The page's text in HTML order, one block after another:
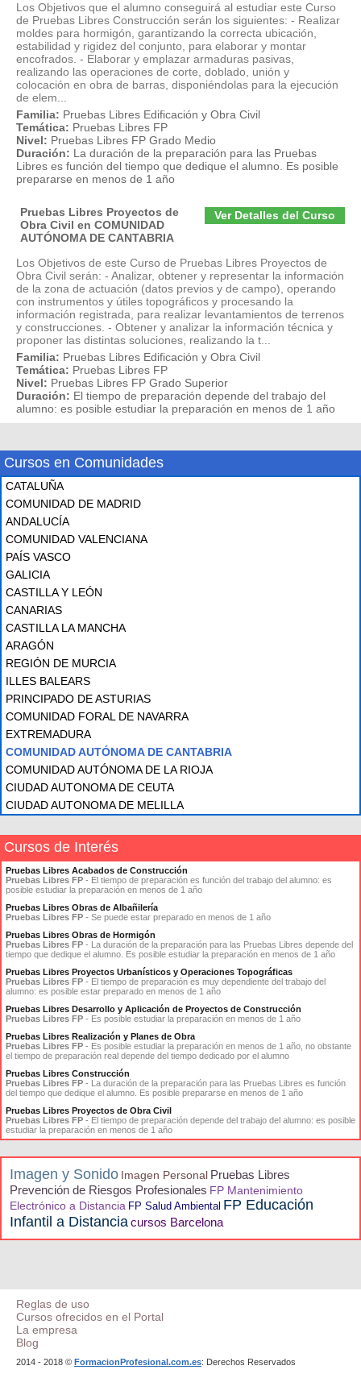
Los Objetivos que el alumno conseguirá al estudiar este Curso
de Pruebas Libres Construcción serán los siguientes: - Realizar
moldes para hormigón, garantizando la correcta ubicación,
estabilidad y rigidez del conjunto, para elaborar y montar
encofrados. - Elaborar y emplazar armaduras pasivas,
realizando las operaciones de corte, doblado, unión y
colocación en obra de barras, disponiéndolas para la ejecución
de elem...
Familia: Pruebas Libres Edificación y Obra Civil
Temática: Pruebas Libres FP
Nivel: Pruebas Libres FP Grado Medio
Duración: La duración de la preparación para las Pruebas
Libres es función del tiempo que dedique el alumno. Es posible
prepararse en menos de 1 año
Ver Detalles del Curso
Pruebas Libres Proyectos de
Obra Civil en COMUNIDAD
AUTÓNOMA DE CANTABRIA
Los Objetivos de este Curso de Pruebas Libres Proyectos de
Obra Civil serán: - Analizar, obtener y representar la información
de la zona de actuación (datos previos y de campo), operando
con instrumentos y útiles topográficos y procesando la
información registrada, para realizar levantamientos de terrenos
y construcciones. - Obtener y analizar la información técnica y
proponer las distintas soluciones, realizando la t...
Familia: Pruebas Libres Edificación y Obra Civil
Temática: Pruebas Libres FP
Nivel: Pruebas Libres FP Grado Superior
Duración: El tiempo de preparación depende del trabajo del
alumno: es posible estudiar la preparación en menos de 1 año
Cursos en Comunidades
CATALUÑA
COMUNIDAD DE MADRID
ANDALUCÍA
COMUNIDAD VALENCIANA
PAÍS VASCO
GALICIA
CASTILLA Y LEÓN
CANARIAS
CASTILLA LA MANCHA
ARAGÓN
REGIÓN DE MURCIA
ILLES BALEARS
PRINCIPADO DE ASTURIAS
COMUNIDAD FORAL DE NAVARRA
EXTREMADURA
COMUNIDAD AUTÓNOMA DE CANTABRIA
COMUNIDAD AUTÓNOMA DE LA RIOJA
CIUDAD AUTONOMA DE CEUTA
CIUDAD AUTONOMA DE MELILLA
Cursos de Interés
Pruebas Libres Acabados de Construcción
Pruebas Libres FP - El tiempo de preparación es función del trabajo del alumno: es
posible estudiar la preparación en menos de 1 año
Pruebas Libres Obras de Albañilería
Pruebas Libres FP - Se puede estar preparado en menos de 1 año
Pruebas Libres Obras de Hormigón
Pruebas Libres FP - La duración de la preparación para las Pruebas Libres depende del
tiempo que dedique el alumno. Es posible estudiar la preparación en menos de 1 año
Pruebas Libres Proyectos Urbanísticos y Operaciones Topográficas
Pruebas Libres FP - El tiempo de preparación es muy dependiente del trabajo del
alumno: es posible estar preparado en menos de 1 año
Pruebas Libres Desarrollo y Aplicación de Proyectos de Construcción
Pruebas Libres FP - Es posible estudiar la preparación en menos de 1 año
Pruebas Libres Realización y Planes de Obra
Pruebas Libres FP - Es posible estudiar la preparación en menos de 1 año, no obstante
el tiempo de preparación real depende del tiempo dedicado por el alumno
Pruebas Libres Construcción
Pruebas Libres FP - La duración de la preparación para las Pruebas Libres es función
del tiempo que dedique el alumno. Es posible prepararse en menos de 1 año
Pruebas Libres Proyectos de Obra Civil
Pruebas Libres FP - El tiempo de preparación depende del trabajo del alumno: es posible
estudiar la preparación en menos de 1 año
Imagen y Sonido Imagen Personal Pruebas Libres
Prevención de Riesgos Profesionales FP Mantenimiento
Electrónico a Distancia FP Salud Ambiental FP Educación
Infantil a Distanciacursos Barcelona
Reglas de uso
Cursos ofrecidos en el Portal
La empresa
Blog
2014 - 2018 © FormacionProfesional.com.es: Derechos Reservados